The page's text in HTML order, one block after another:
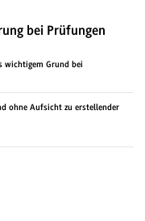
bei Prüfungen
wichtigem Grund bei
ohne Aufsicht zu erstellender